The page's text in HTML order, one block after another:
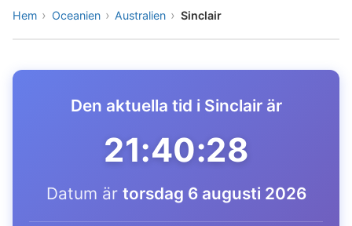
Hem Oceanien Australien Sinclair
Den aktuella tid i Sinclair är
21:40:28
Datum är torsdag 6 augusti 2026